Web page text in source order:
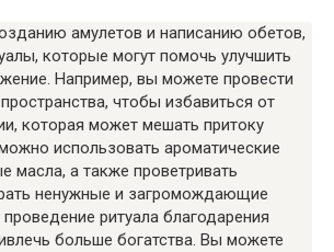
амулетов и написанию обетов,
которые могут помочь улучшить
Например, вы можете провести
чтобы избавиться от
которая может мешать притоку
использовать ароматические
масла, а также проветривать
ненужные и загромождающие
ритуала благодарения
больше богатства. Вы можете